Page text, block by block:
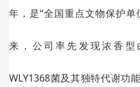
年，是“全国重点文物保护单
来，公司率先发现浓香型
WLY1368菌及其独特代谢功